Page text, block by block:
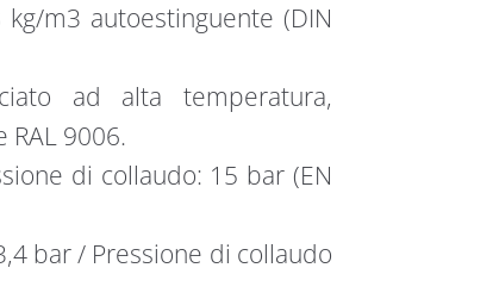
m3 autoestinguente (DIN
ad alta temperatura,
9006.
di collaudo: 15 bar (EN
bar / Pressione di collaudo